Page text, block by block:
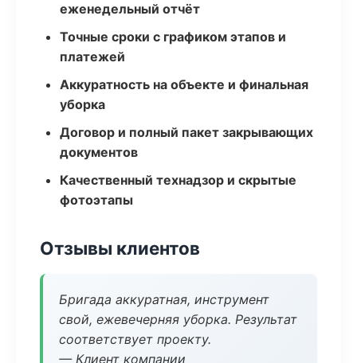
еженедельный отчёт
Точные сроки с графиком этапов и
платежей
Аккуратность на объекте и финальная
уборка
Договор и полный пакет закрывающих
документов
Качественный технадзор и скрытые
фотоэтапы
Отзывы клиентов
Бригада аккуратная, инструмент
свой, ежевечерняя уборка. Результат
соответствует проекту.
— Клиент компании